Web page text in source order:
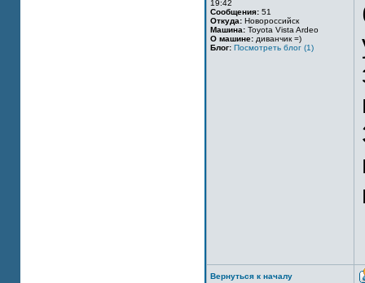
19:42
Сообщения: 51
Откуда: Новороссийск
Машина: Toyota Vista Ardeo
О машине: диванчик =)
Блог: Посмотреть блог (1)
Вернуться к началу